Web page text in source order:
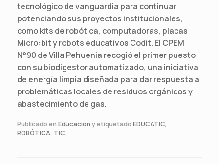
tecnológico de vanguardia para continuar
potenciando sus proyectos institucionales,
como kits de robótica, computadoras, placas
Micro:bit y robots educativos Codit. El CPEM
N°90 de Villa Pehuenia recogió el primer puesto
con su biodigestor automatizado, una iniciativa
de energía limpia diseñada para dar respuesta a
problemáticas locales de residuos orgánicos y
abastecimiento de gas.
Publicado en Educación y etiquetado EDUCATIC,
ROBÓTICA, TIC.